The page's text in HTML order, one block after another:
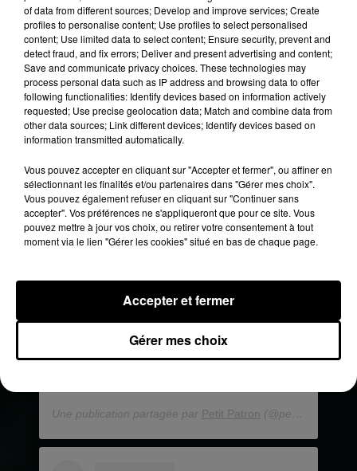
un peu de poids elle est sale et vulgaire ? Et si
on porte du 34 tout va bien ? Est-ce normal
qu'une femme se sentent agressé et humilié de
la sorte par des mots comme "pornographie" en
se montrant uniquement pour présenter un
simple patron de couture ? On a besoin de vous
un maximum pour partager cette histoire qui est
propre règlement, fait preuve de censure et
d'une forme de discrimination qui ne devrait
même plus exister en 2019. Est-ce que vous
avez des contacts d'associations de défense des
droits des femmes ? De journalistes ou autre
de défendre mon droit d'être une femme
qui partagent en masse sur les réseaux sociaux
Une publication partagée par Petit Patron (@petitpatroncouture) le
of data from different sources; Develop and improve services; Create
profiles to personalise content; Use profiles to select personalised
content; Use limited data to select content; Ensure security, prevent and
detect fraud, and fix errors; Deliver and present advertising and content;
Save and communicate privacy choices. These technologies may
process personal data such as IP address and browsing data to offer
following functionalities: Identify devices based on information actively
requested; Use precise geolocation data; Match and combine data from
other data sources; Link different devices; Identify devices based on
information transmitted automatically.
Vous pouvez accepter en cliquant sur "Accepter et fermer", ou affiner en
sélectionnant les finalités et/ou partenaires dans "Gérer mes choix".
Vous pouvez également refuser en cliquant sur "Continuer sans
accepter". Vos préférences ne s'appliqueront que pour ce site. Vous
pouvez mettre à jour vos choix, ou retirer votre consentement à tout
moment via le lien "Gérer les cookies" situé en bas de chaque page.
Gérer mes choix
Accepter et fermer